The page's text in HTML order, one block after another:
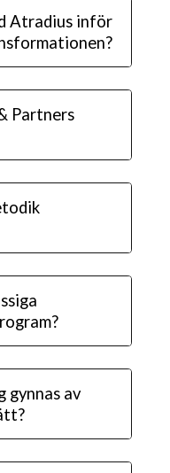
Atradius inför
Partners
gynnas av